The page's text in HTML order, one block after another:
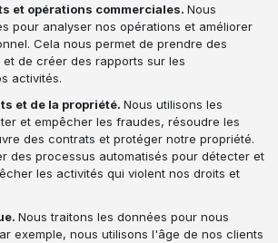
et opérations commerciales. Nous
pour analyser nos opérations et améliorer
Cela nous permet de prendre des
de créer des rapports sur les
activités.
et de la propriété. Nous utilisons les
et empêcher les fraudes, résoudre les
des contrats et protéger notre propriété.
des processus automatisés pour détecter et
les activités qui violent nos droits et
Nous traitons les données pour nous
exemple, nous utilisons l'âge de nos clients